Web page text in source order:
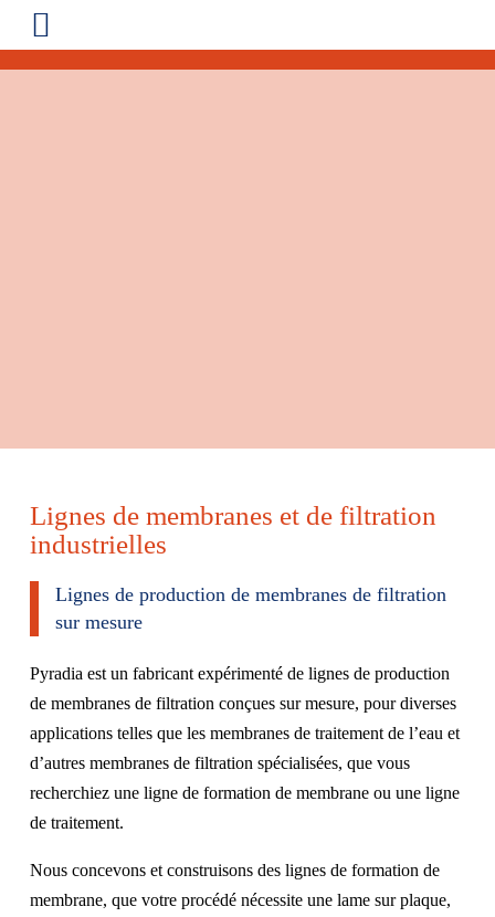
Lignes de membranes et de filtration
industrielles
Lignes de production de membranes de filtration
sur mesure
Pyradia est un fabricant expérimenté de lignes de production
de membranes de filtration conçues sur mesure, pour diverses
applications telles que les membranes de traitement de l’eau et
d’autres membranes de filtration spécialisées, que vous
recherchiez une ligne de formation de membrane ou une ligne
de traitement.
Nous concevons et construisons des lignes de formation de
membrane, que votre procédé nécessite une lame sur plaque,